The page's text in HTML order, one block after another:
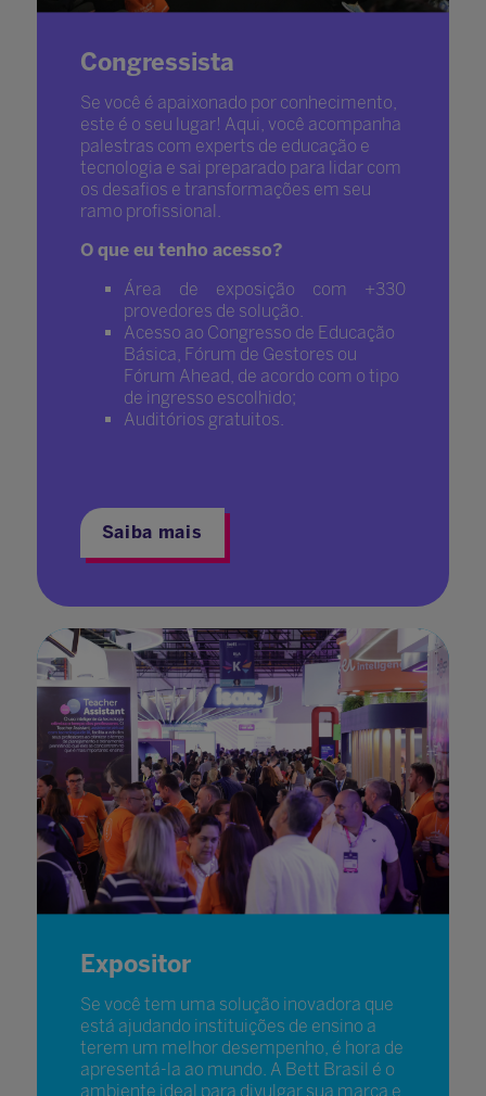
Congressista
Se você é apaixonado por conhecimento,
este é o seu lugar! Aqui, você acompanha
palestras com experts de educação e
tecnologia e sai preparado para lidar com
os desafios e transformações em seu
ramo profissional.
O que eu tenho acesso?
Área de exposição com +330
provedores de solução.
Acesso ao Congresso de Educação
Básica, Fórum de Gestores ou
Fórum Ahead, de acordo com o tipo
de ingresso escolhido;
Auditórios gratuitos.
Saiba mais
Expositor
Se você tem uma solução inovadora que
está ajudando instituições de ensino a
terem um melhor desempenho, é hora de
apresentá-la ao mundo. A Bett Brasil é o
ambiente ideal para divulgar sua marca e